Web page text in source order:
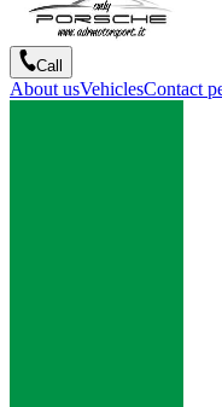
Call
About usVehiclesContact